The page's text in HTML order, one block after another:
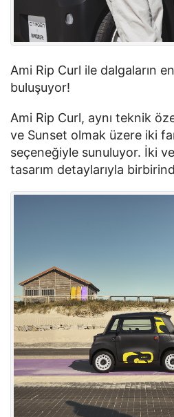
Ami Rip Curl ile dalgaların
buluşuyor!
Ami Rip Curl, aynı teknik
ve Sunset olmak üzere iki
seçeneğiyle sunuluyor. İki
tasarım detaylarıyla